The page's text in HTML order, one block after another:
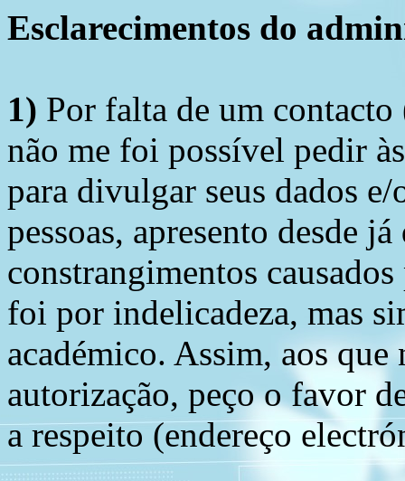
Esclarecimentos do
1) Por falta de um
não me foi possível pedir
para divulgar seus dados
pessoas, apresento desde
constrangimentos
foi por indelicadeza, mas
académico. Assim, aos
autorização, peço o favor
a respeito (endereço